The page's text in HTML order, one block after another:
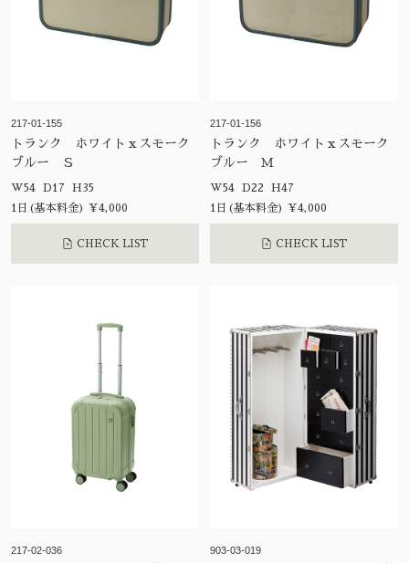
217-01-155
トランク ホワイトｘスモーク
ブルー Ｓ
W54 D17 H35
1日(基本料金) ¥4,000
CHECK LIST
217-01-156
トランク ホワイトｘスモーク
ブルー Ｍ
W54 D22 H47
1日(基本料金) ¥4,000
CHECK LIST
217-02-036 903-03-019